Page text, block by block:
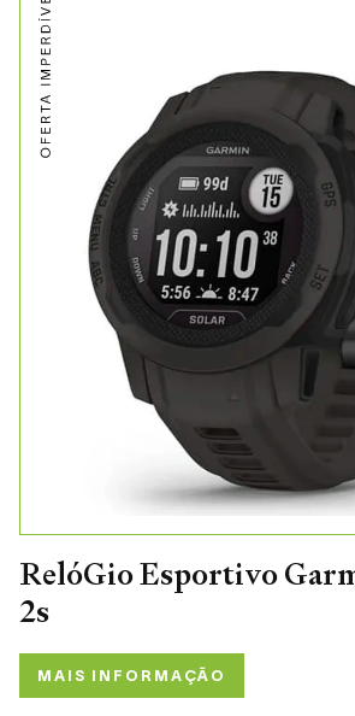
RelóGio Esportivo
2s
MAIS INFORMAÇÃO